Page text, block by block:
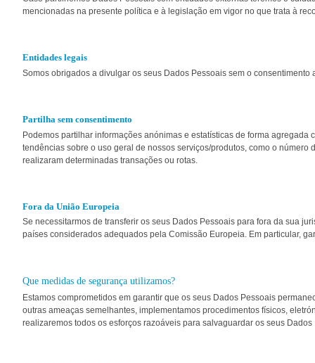
mencionadas na presente política e à legislação em vigor no que trata à
Entidades legais
Somos obrigados a divulgar os seus Dados Pessoais sem o
Partilha sem consentimento
Podemos partilhar informações anónimas e estatísticas de forma
tendências sobre o uso geral de nossos serviços/produtos, como o
realizaram determinadas transações ou rotas.
Fora da União Europeia
Se necessitarmos de transferir os seus Dados Pessoais para fora da sua
países considerados adequados pela Comissão Europeia. Em particular,
Que medidas de segurança utilizamos?
Estamos comprometidos em garantir que os seus Dados Pessoais
outras ameaças semelhantes, implementamos procedimentos físicos,
realizaremos todos os esforços razoáveis para salvaguardar os seus Dados